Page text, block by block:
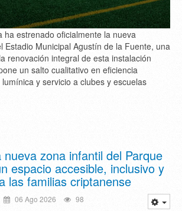
ha estrenado oficialmente la nueva
Estadio Municipal Agustín de la Fuente, una
renovación integral de esta instalación
un salto cualitativo en eficiencia
y servicio a clubes y escuelas
nueva zona infantil del Parque
espacio accesible, inclusivo y
las familias criptanense
06 Ago 2026 98